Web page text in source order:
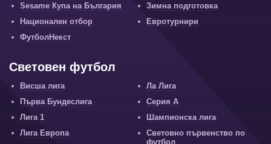
Sesame Купа на България
Зимна подготовка
Национален отбор
Евротурнири
ФутболНекст
Световен футбол
Висша лига
Ла Лига
Първа Бундеслига
Серия А
Лига 1
Шампионска лига
Лига Европа
Световно първенство по
футбол